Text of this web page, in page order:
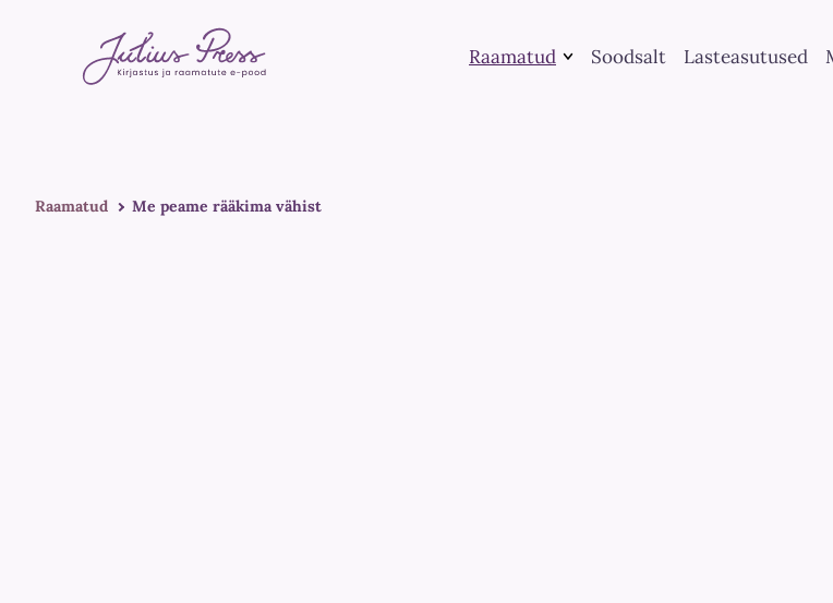
Raamatud Soodsalt Lasteasutused
Raamatud Me peame rääkima vähist